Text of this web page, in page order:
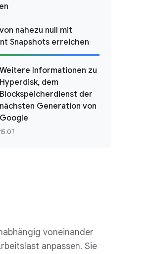
von nahezu null mit
Snapshots erreichen
Informationen zu
dem
Blockspeicherdienst der
nächsten Generation von
Google
15:07
voneinander
anpassen. Sie